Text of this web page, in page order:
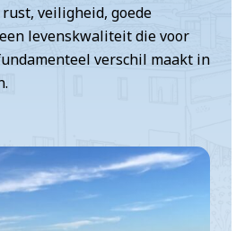
veiligheid, goede
levenskwaliteit die voor
verschil maakt in